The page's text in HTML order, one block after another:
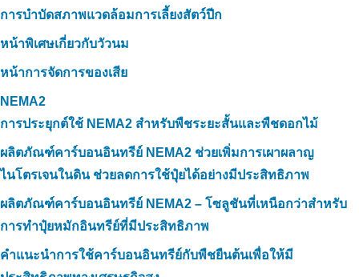
การบำบัดสภาพแวดล้อมการเลี้ยงสัตว์ปีก
หน้าพิเศษเกี่ยวกับวัวนม
หน้าการจัดการของเสีย
NEMA2
การประยุกต์ใช้ NEMA2 สำหรับพืชระยะสั้นและพืชดอกไม้
ผลิตภัณฑ์คาร์บอนอินทรีย์ NEMA2 ช่วยเพิ่มการเผาผลาญ
ไนโตรเจนในดิน ช่วยลดการใช้ปุ๋ยได้อย่างมีประสิทธิภาพ
ผลิตภัณฑ์คาร์บอนอินทรีย์ NEMA2 – โซลูชันที่เหนือกว่าสำหรับ
การทำปุ๋ยหมักอินทรีย์ที่มีประสิทธิภาพ
คำแนะนำการใช้คาร์บอนอินทรีย์กับพืชยืนต้นเพื่อให้มี